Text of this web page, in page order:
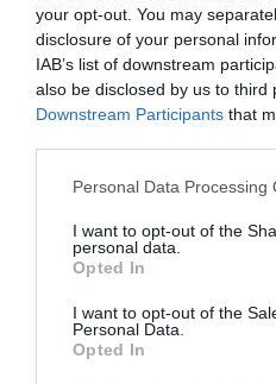
your opt-out. You may
disclosure of your personal
IAB’s list of downstream
also be disclosed by us to third
Downstream Participants that
Personal Data Processing
I want to opt-out of the
personal data.
Opted In
I want to opt-out of the
Personal Data.
Opted In
parlamentare și aș dori să
carte de identitate
pașaportul CRDS”, întreb
”Vă răspund fără
scris în art.16 din
– ”Aș vrea să vă prezint
”Spuneți”, îmi răspunde
– ”Eu am cărți de
în Italia. Pot să mă prezint